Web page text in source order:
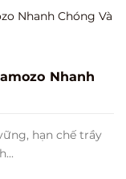
Nhanh
hạn chế trầy